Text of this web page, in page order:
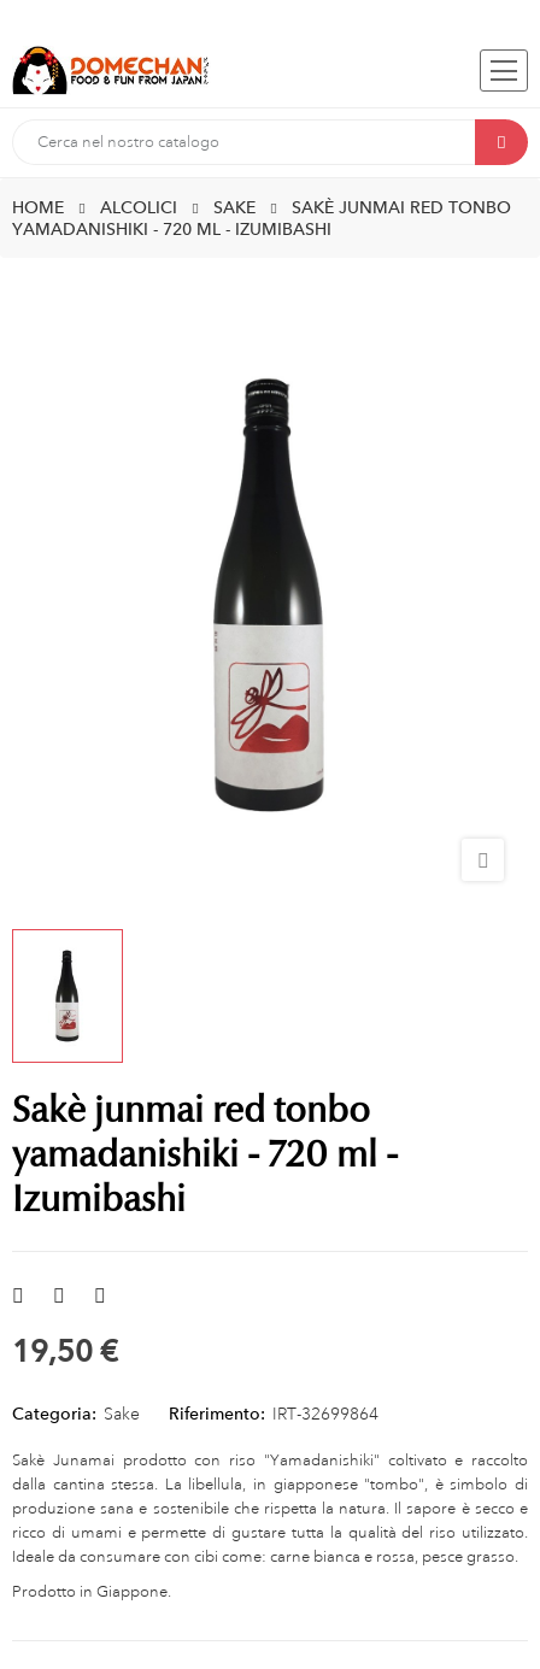
HOME ALCOLICI SAKE
SAKÈ JUNMAI RED TONBO
YAMADANISHIKI - 720 ML - IZUMIBASHI
Sakè junmai red tonbo
yamadanishiki - 720 ml -
Izumibashi
19,50 €
Categoria: Sake Riferimento: IRT-32699864
Sakè Junamai prodotto con riso "Yamadanishiki" coltivato e raccolto
dalla cantina stessa. La libellula, in giapponese "tombo", è simbolo di
produzione sana e sostenibile che rispetta la natura. Il sapore è secco e
ricco di umami e permette di gustare tutta la qualità del riso utilizzato.
Ideale da consumare con cibi come: carne bianca e rossa, pesce grasso.
Prodotto in Giappone.